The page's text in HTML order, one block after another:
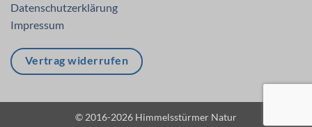
Datenschutzerklärung
Impressum
Vertrag widerrufen
© 2016-2026 Himmelsstürmer Natur